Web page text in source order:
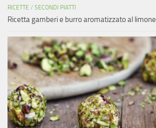
RICETTE / SECONDI PIATTI
Ricetta gamberi e burro aromatizzato al limone